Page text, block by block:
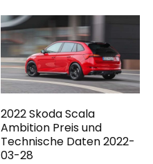
2022 Skoda Scala
Ambition Preis und
Technische Daten 2022-
03-28